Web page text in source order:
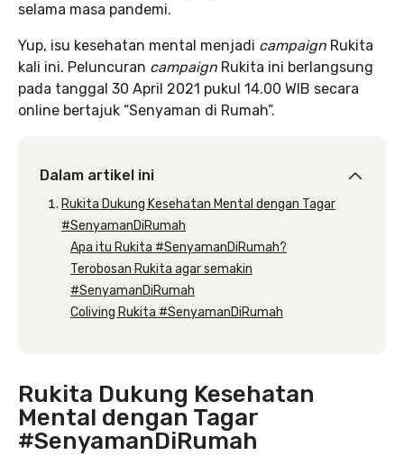
selama masa pandemi.
Yup, isu kesehatan mental menjadi campaign Rukita
kali ini. Peluncuran campaign Rukita ini berlangsung
pada tanggal 30 April 2021 pukul 14.00 WIB secara
online bertajuk “Senyaman di Rumah”.
Dalam artikel ini
Rukita Dukung Kesehatan Mental dengan Tagar
#SenyamanDiRumah
Apa itu Rukita #SenyamanDiRumah?
Terobosan Rukita agar semakin
#SenyamanDiRumah
Coliving Rukita #SenyamanDiRumah
Rukita Dukung Kesehatan
Mental dengan Tagar
#SenyamanDiRumah